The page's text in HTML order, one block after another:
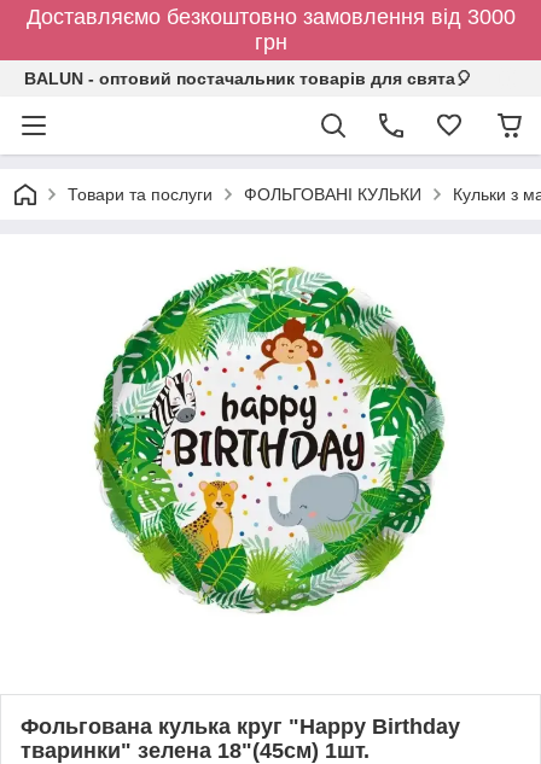
Доставляємо безкоштовно замовлення від 3000
грн
BALUN - оптовий постачальник товарів для свята🎈
Товари та послуги ФОЛЬГОВАНІ КУЛЬКИ Кульки з
Фольгована кулька круг "Happy Birthday
тваринки" зелена 18"(45см) 1шт.